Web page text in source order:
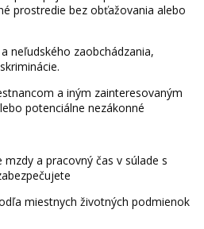
prostredie bez obťažovania alebo
neľudského zaobchádzania,
a iným zainteresovaným
potenciálne nezákonné
a pracovný čas v súlade s
miestnych životných podmienok